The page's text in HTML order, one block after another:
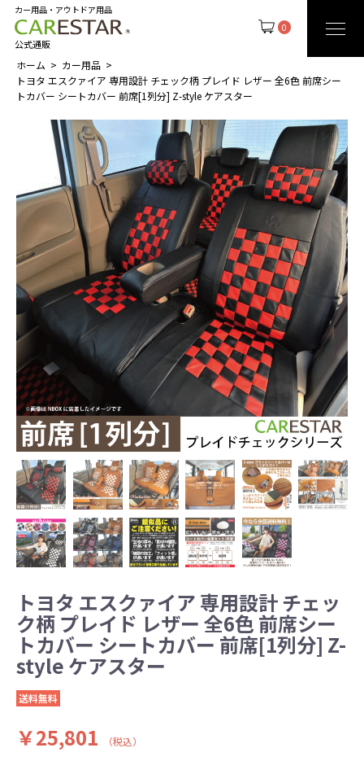
0
カー用品・アウトドア用品
公式通販
ホーム
カー用品
トヨタ エスクァイア 専用設計 チェック柄 プレイド レザー 全6色 前席シー
トカバー シートカバー 前席[1列分] Z-style ケアスター
トヨタ エスクァイア 専用設計 チェッ
ク柄 プレイド レザー 全6色 前席シー
トカバー シートカバー 前席[1列分] Z-
style ケアスター
送料無料
￥25,801 （税込）